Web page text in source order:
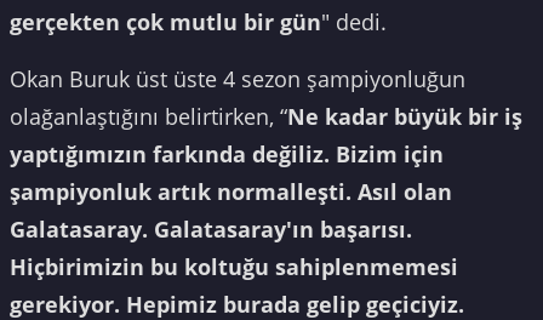
gerçekten çok mutlu bir gün" dedi.
Okan Buruk üst üste 4 sezon şampiyonluğun
olağanlaştığını belirtirken, “Ne kadar büyük bir iş
yaptığımızın farkında değiliz. Bizim için
şampiyonluk artık normalleşti. Asıl olan
Galatasaray. Galatasaray'ın başarısı.
Hiçbirimizin bu koltuğu sahiplenmemesi
gerekiyor. Hepimiz burada gelip geçiciyiz.